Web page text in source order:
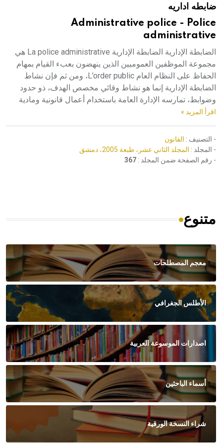
هيئة الموسوعة العربية تطلق موسوعات جديدة في عام 2026ضابطه اداريه
Administrative police - Police
administrative
الضابطة الإدارية الضابطة الإدارية La police administrative هي
مجموعة الموظفين العموميين الذين ينهضون بعبء القيام بمهام
الحفاظ على النظام العام L’order public، ومن ثم فإن نشاط
الضابطة الإدارية إنما هو نشاط وقائي مخصص الهدف، ذو حدود
وضوابط، تمارسه الإدارة العامة باستخدام أعمال قانونية ومادية
اقرأ المزيد »
- التصنيف : القانون
- المجلد : المجلد الثاني عشر، طبعة 2005، دمشق
- رقم الصفحة ضمن المجلد : 367
متنوع
معجم المصطلحات
الأطلس الجغرافي
اصدارات الموسوعة العربية
أسماء الباحثين
شراء النسخة الورقية